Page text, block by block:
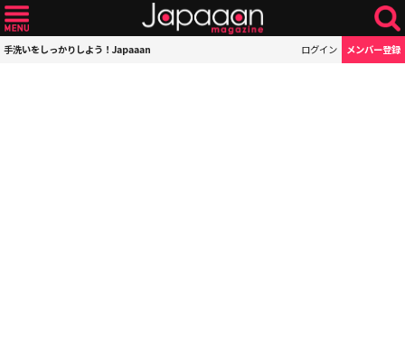
手洗いをしっかりしよう！Japaaan ログイン メンバー登録